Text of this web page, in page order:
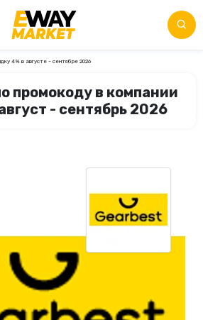
4% в августе - сентябре 2026
промокоду в компании
- сентябрь 2026